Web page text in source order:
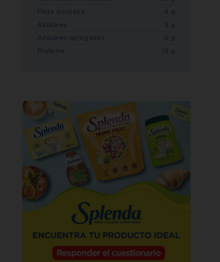
Fibra dietética
4 g
Azúcares
5 g
Azúcares agregados
0 g
Proteína
19 g